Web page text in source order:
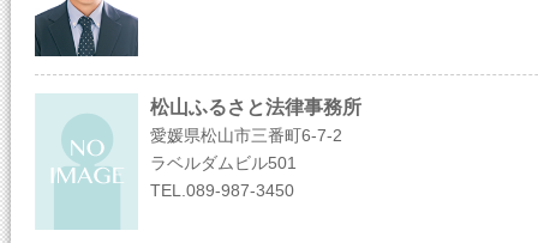
松山ふるさと法律事務所
愛媛県松山市三番町6-7-2
ラベルダムビル501
TEL.089-987-3450